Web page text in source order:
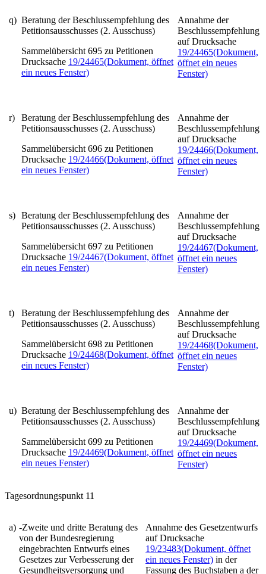
q) Beratung der Beschlussempfehlung des
Petitionsausschusses (2. Ausschuss)
Sammelübersicht 695 zu Petitionen
Drucksache 19/24465(Dokument, öffnet
ein neues Fenster)
Annahme der
Beschlussempfehlung
auf Drucksache
19/24465(Dokument,
öffnet ein neues
Fenster)
r)
Beratung der Beschlussempfehlung des
Petitionsausschusses (2. Ausschuss)
Sammelübersicht 696 zu Petitionen
Drucksache 19/24466(Dokument, öffnet
ein neues Fenster)
Annahme der
Beschlussempfehlung
auf Drucksache
19/24466(Dokument,
öffnet ein neues
Fenster)
s) Beratung der Beschlussempfehlung des
Petitionsausschusses (2. Ausschuss)
Sammelübersicht 697 zu Petitionen
Drucksache 19/24467(Dokument, öffnet
ein neues Fenster)
Annahme der
Beschlussempfehlung
auf Drucksache
19/24467(Dokument,
öffnet ein neues
Fenster)
t)
Beratung der Beschlussempfehlung des
Petitionsausschusses (2. Ausschuss)
Sammelübersicht 698 zu Petitionen
Drucksache 19/24468(Dokument, öffnet
ein neues Fenster)
Annahme der
Beschlussempfehlung
auf Drucksache
19/24468(Dokument,
öffnet ein neues
Fenster)
u) Beratung der Beschlussempfehlung des
Petitionsausschusses (2. Ausschuss)
Sammelübersicht 699 zu Petitionen
Drucksache 19/24469(Dokument, öffnet
ein neues Fenster)
Annahme der
Beschlussempfehlung
auf Drucksache
19/24469(Dokument,
öffnet ein neues
Fenster)
Tagesordnungspunkt 11
a) -Zweite und dritte Beratung des
von der Bundesregierung
eingebrachten Entwurfs eines
Gesetzes zur Verbesserung der
Gesundheitsversorgung und
Annahme des Gesetzentwurfs
auf Drucksache
19/23483(Dokument, öffnet
ein neues Fenster) in der
Fassung des Buchstaben a der